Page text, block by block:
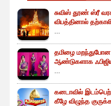
சுவிஸ் தூண் ஸ்ரீ
விபத்தினால்
...
தமிழை
ஆண்டுகளாக
...
கனடாவில்
கீழே விழுந்த